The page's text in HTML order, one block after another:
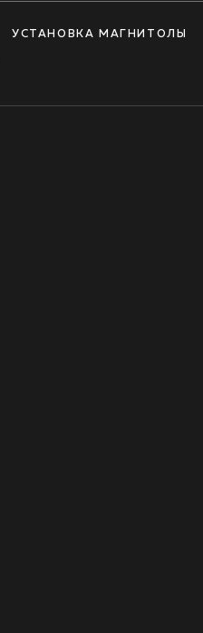
УСТАНОВКА МАГНИТОЛЫ